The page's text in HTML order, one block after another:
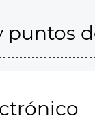
puntos